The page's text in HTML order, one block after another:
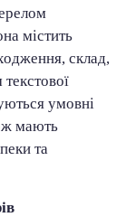
містить
склад,
умовні
мають
та